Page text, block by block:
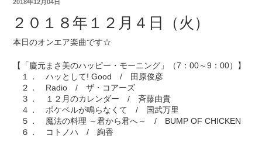
2018年12月04日
２０１８年１２月４日（火）
本日のオンエア楽曲です☆
【「慶元まさ美のハッピー・モーニング」（7：00～9：00）】
１． ハッとして! Good / 田原俊彦
２． Radio / ザ・コアーズ
３． １２月のカレンダー / 斉藤由貴
４． ポケベルが鳴らなくて / 国武万里
５． 魔法の料理 ～君から君へ～ / BUMP OF CHICKEN
６． コトノハ / 絢香